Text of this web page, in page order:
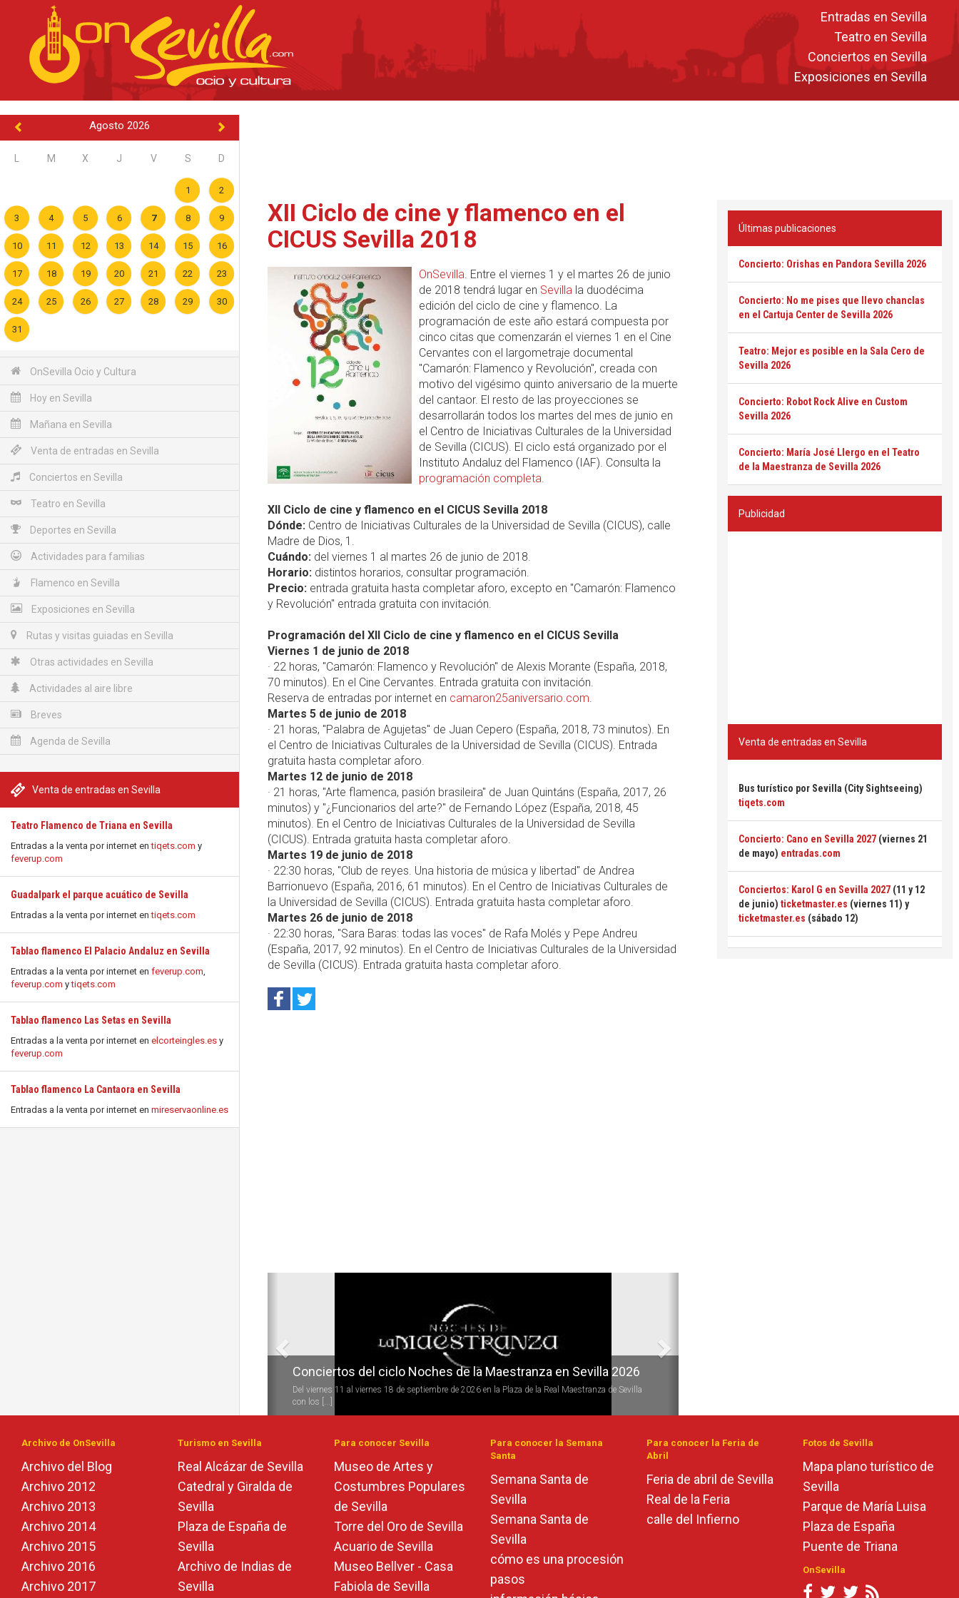
Entradas en Sevilla
Teatro en Sevilla
Conciertos en Sevilla
Exposiciones en Sevilla
Agosto 2026
M X J V S D
1 2
3 4 5 6 7 8 9
10 11 12 13 14 15 16
17 18 19 20 21 22 23
24 25 26 27 28 29 30
31
OnSevilla Ocio y Cultura
Hoy en Sevilla
Mañana en Sevilla
Venta de entradas en Sevilla
Conciertos en Sevilla
Teatro en Sevilla
Deportes en Sevilla
Actividades para familias
Flamenco en Sevilla
Exposiciones en Sevilla
Rutas y visitas guiadas en Sevilla
Otras actividades en Sevilla
Actividades al aire libre
Breves
Agenda de Sevilla
Venta de entradas en Sevilla
Teatro Flamenco de Triana en Sevilla
Entradas a la venta por internet entiqets.com y
feverup.com
Guadalpark el parque acuático de Sevilla
Entradas a la venta por internet entiqets.com
Tablao flamenco El Palacio Andaluz en Sevilla
Entradas a la venta por internet en feverup.com,
feverup.com ytiqets.com
Tablao flamenco Las Setas en Sevilla
Entradas a la venta por internet en elcorteingles.es y
feverup.com
Tablao flamenco La Cantaora en Sevilla
Entradas a la venta por internet en mireservaonline.es
XII Ciclo de cine y flamenco en el
CICUS Sevilla 2018
OnSevilla. Entre el viernes 1 y el martes 26 de junio
de 2018 tendrá lugar en Sevillala duodécima
edición del ciclo de cine y flamenco. La
programación de este año estará compuesta por
cinco citas que comenzarán el viernes 1 en el Cine
Cervantes con el largometraje documental
"Camarón: Flamenco y Revolución", creada con
motivo del vigésimo quinto aniversario de la muerte
del cantaor. El resto de las proyecciones se
desarrollarán todos los martes del mes de junio en
el Centro de Iniciativas Culturales de la Universidad
de Sevilla (CICUS). El ciclo está organizado por el
Instituto Andaluz del Flamenco (IAF). Consulta la
programación completa.
XII Ciclo de cine y flamenco en el CICUS Sevilla 2018
Dónde: Centro de Iniciativas Culturales de la Universidad de Sevilla (CICUS), calle
Madre de Dios, 1.
Cuándo: del viernes 1 al martes 26 de junio de 2018.
Horario: distintos horarios, consultar programación.
Precio: entrada gratuita hasta completar aforo, excepto en "Camarón: Flamenco
y Revolución" entrada gratuita con invitación.
Programación del XII Ciclo de cine y flamenco en el CICUS Sevilla
Viernes 1 de junio de 2018
· 22 horas, "Camarón: Flamenco y Revolución" de Alexis Morante (España, 2018,
70 minutos). En el Cine Cervantes. Entrada gratuita con invitación.
Reserva de entradas por internet en camaron25aniversario.com.
Martes 5 de junio de 2018
· 21 horas, "Palabra de Agujetas" de Juan Cepero (España, 2018, 73 minutos). En
el Centro de Iniciativas Culturales de la Universidad de Sevilla (CICUS). Entrada
gratuita hasta completar aforo.
Martes 12 de junio de 2018
· 21 horas, "Arte flamenca, pasión brasileira" de Juan Quintáns (España, 2017, 26
minutos) y "¿Funcionarios del arte?" de Fernando López (España, 2018, 45
minutos). En el Centro de Iniciativas Culturales de la Universidad de Sevilla
(CICUS). Entrada gratuita hasta completar aforo.
Martes 19 de junio de 2018
· 22:30 horas, "Club de reyes. Una historia de música y libertad" de Andrea
Barrionuevo (España, 2016, 61 minutos). En el Centro de Iniciativas Culturales de
la Universidad de Sevilla (CICUS). Entrada gratuita hasta completar aforo.
Martes 26 de junio de 2018
· 22:30 horas, "Sara Baras: todas las voces" de Rafa Molés y Pepe Andreu
(España, 2017, 92 minutos). En el Centro de Iniciativas Culturales de la Universidad
de Sevilla (CICUS). Entrada gratuita hasta completar aforo.
Conciertos del ciclo Noches de la Maestranza en Sevilla 2026
Del viernes 11 al viernes 18 de septiembre de 2026 en la Plaza de la Real Maestranza de Sevilla
con los [...]
Últimas publicaciones
Concierto: Orishas en Pandora Sevilla 2026
Concierto: No me pises que llevo chanclas
en el Cartuja Center de Sevilla 2026
Teatro: Mejor es posible en la Sala Cero de
Sevilla 2026
Concierto: Robot Rock Alive en Custom
Sevilla 2026
Concierto: María José Llergo en el Teatro
de la Maestranza de Sevilla 2026
Publicidad
Venta de entradas en Sevilla
Bus turístico por Sevilla (City Sightseeing)
tiqets.com
Concierto: Cano en Sevilla 2027 (viernes 21
de mayo) entradas.com
Conciertos: Karol G en Sevilla 2027 (11 y 12
de junio) ticketmaster.es (viernes 11) y
ticketmaster.es (sábado 12)
Archivo de OnSevilla
Archivo del Blog
Archivo 2012
Archivo 2013
Archivo 2014
Archivo 2015
Archivo 2016
Archivo 2017
Turismo en Sevilla
Real Alcázar de Sevilla
Catedral y Giralda de
Sevilla
Plaza de España de
Sevilla
Archivo de Indias de
Sevilla
Para conocer Sevilla
Museo de Artes y
Costumbres Populares
de Sevilla
Torre del Oro de Sevilla
Acuario de Sevilla
Museo Bellver - Casa
Fabiola de Sevilla
Para conocer la Semana
Santa
Semana Santa de
Sevilla
Semana Santa de
Sevilla
cómo es una procesión
pasos
Para conocer la Feria de
Abril
Feria de abril de Sevilla
Real de la Feria
calle del Infierno
Fotos de Sevilla
Mapa plano turístico de
Sevilla
Parque de María Luisa
Plaza de España
Puente de Triana
OnSevilla